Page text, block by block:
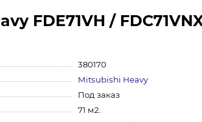
FDE71VH /
380170
Mitsubishi Heavy
Под заказ
71 м2.